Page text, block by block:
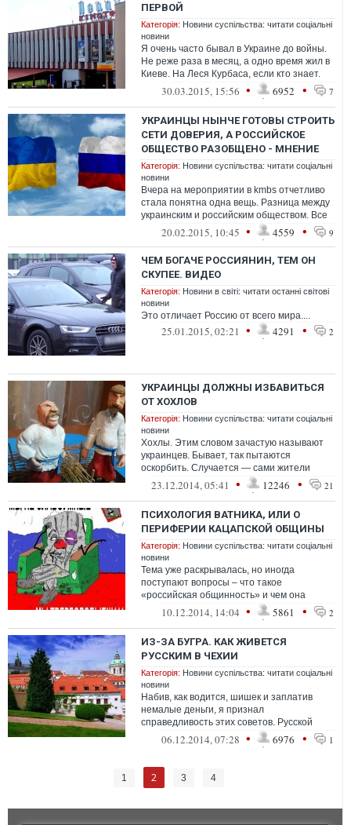
ПЕРВОЙ
Категорія: Новини суспільства: читати соціальні
новини
Я очень часто бывал в Украине до войны.
Не реже раза в месяц, а одно время жил в
Киеве. На Леся Курбаса, если кто знает.
Недалеко от ТЦ “Квадрат...
30.03.2015, 15:56 • 6952 • 7
УКРАИНЦЫ НЫНЧЕ ГОТОВЫ СТРОИТЬ
СЕТИ ДОВЕРИЯ, А РОССИЙСКОЕ
ОБЩЕСТВО РАЗОБЩЕНО - МНЕНИЕ
Категорія: Новини суспільства: читати соціальні
новини
Вчера на мероприятии в kmbs отчетливо
стала понятна одна вещь. Разница между
украинским и российским обществом. Все
разговоры о генетических отли...
20.02.2015, 10:45 • 4559 • 9
ЧЕМ БОГАЧЕ РОССИЯНИН, ТЕМ ОН
СКУПЕЕ. ВИДЕО
Категорія: Новини в світі: читати останні світові
новини
Это отличает Россию от всего мира....
25.01.2015, 02:21 • 4291 • 2
УКРАИНЦЫ ДОЛЖНЫ ИЗБАВИТЬСЯ
ОТ ХОХЛОВ
Категорія: Новини суспільства: читати соціальні
новини
Хохлы. Этим словом зачастую называют
украинцев. Бывает, так пытаются
оскорбить. Случается — сами жители
страны дают себе такую характеристику.
23.12.2014, 05:41 • 12246 • 21
ПСИХОЛОГИЯ ВАТНИКА, ИЛИ О
ПЕРИФЕРИИ КАЦАПСКОЙ ОБЩИНЫ
Категорія: Новини суспільства: читати соціальні
новини
Тема уже раскрывалась, но иногда
поступают вопросы – что такое
«российская общинность» и чем она
отличается от вообще? Ватнику ...
10.12.2014, 14:04 • 5861 • 2
ИЗ-ЗА БУГРА. КАК ЖИВЕТСЯ
РУССКИМ В ЧЕХИИ
Категорія: Новини суспільства: читати соціальні
новини
Набив, как водится, шишек и заплатив
немалые деньги, я признал
справедливость этих советов. Русской
общины, в отличие от вьетнамской,
армянской, украи...
06.12.2014, 07:28 • 6976 • 1
1 2 3 4